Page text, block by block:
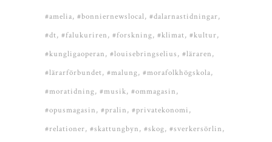
#amelia #bonniernewslocal #dalarnastidningar
#dt #falukuriren #forskning #klimat #kultur
#kungligaoperan #louisebringselius #läraren
#lärarförbundet #malung #morafolkhögskola
#moratidning #musik #ommagasin
#opusmagasin #pralin #privatekonomi
#relationer #skattungbyn #skog #sverkersörlin